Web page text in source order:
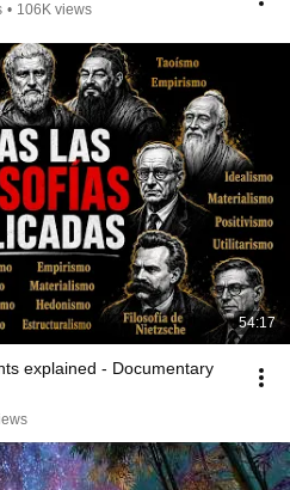
• 106K views
54:17
explained - Documentary